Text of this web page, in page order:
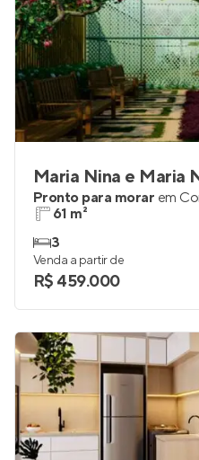
Maria Nina e Maria
Pronto para morar em
61 m²
3
Venda a partir de
R$ 459.000